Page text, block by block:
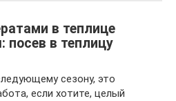
в теплице
в теплицу
сезону, это
если хотите, целый